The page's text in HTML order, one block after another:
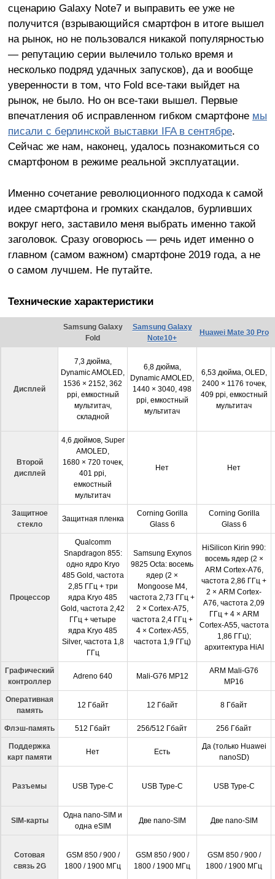
сценарию Galaxy Note7 и выправить ее уже не
получится (взрывающийся смартфон в итоге вышел
на рынок, но не пользовался никакой популярностью
— репутацию серии вылечило только время и
несколько подряд удачных запусков), да и вообще
уверенности в том, что Fold все-таки выйдет на
рынок, не было. Но он все-таки вышел. Первые
впечатления об исправленном гибком смартфоне мы
писали с берлинской выставки IFA в сентябре.
Сейчас же нам, наконец, удалось познакомиться со
смартфоном в режиме реальной эксплуатации.
Именно сочетание революционного подхода к самой
идее смартфона и громких скандалов, бурливших
вокруг него, заставило меня выбрать именно такой
заголовок. Сразу оговорюсь — речь идет именно о
главном (самом важном) смартфоне 2019 года, а не
о самом лучшем. Не путайте.
Технические характеристики
Samsung Galaxy
Fold
Samsung Galaxy
Note10+
Huawei Mate 30 Pro
Дисплей
7,3 дюйма,
Dynamic AMOLED,
1536 × 2152, 362
ppi, емкостный
мультитач,
складной
6,8 дюйма,
Dynamic AMOLED,
1440 × 3040, 498
ppi, емкостный
мультитач
6,53 дюйма, OLED,
2400 × 1176 точек,
409 ppi, емкостный
мультитач
Второй
дисплей
4,6 дюймов, Super
AMOLED,
1680 × 720 точек,
401 ppi,
емкостный
мультитач
Нет Нет
Защитное
стекло
Защитная пленка
Corning Gorilla
Glass 6
Corning Gorilla
Glass 6
Процессор
Qualcomm
Snapdragon 855:
одно ядро Kryo
485 Gold, частота
2,85 ГГц + три
ядра Kryo 485
Gold, частота 2,42
ГГц + четыре
ядра Kryo 485
Silver, частота 1,8
ГГц
Samsung Exynos
9825 Octa: восемь
ядер (2 ×
Mongoose M4,
частота 2,73 ГГц +
2 × Cortex-A75,
частота 2,4 ГГц +
4 × Cortex-A55,
частота 1,9 ГГц)
HiSilicon Kirin 990:
восемь ядер (2 ×
ARM Cortex-A76,
частота 2,86 ГГц +
2 × ARM Cortex-
A76, частота 2,09
ГГц + 4 × ARM
Cortex-A55, частота
1,86 ГГц);
архитектура HiAI
Графический
контроллер
Adreno 640 Mali-G76 MP12
ARM Mali-G76
MP16
Оперативная
память
12 Гбайт 12 Гбайт 8 Гбайт
Флэш-память 512 Гбайт 256/512 Гбайт 256 Гбайт
Поддержка
карт памяти
Нет Есть
Да (только Huawei
nanoSD)
Разъемы USB Type-C USB Type-C USB Type-C
SIM-карты
Одна nano-SIM и
одна eSIM
Две nano-SIM Две nano-SIM
Сотовая
связь 2G
GSM 850 / 900 /
1800 / 1900 МГц
GSM 850 / 900 /
1800 / 1900 МГц
GSM 850 / 900 /
1800 / 1900 МГц